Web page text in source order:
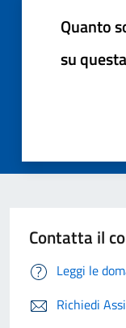
Quanto
su
Contatta il
Leggi le
Richiedi